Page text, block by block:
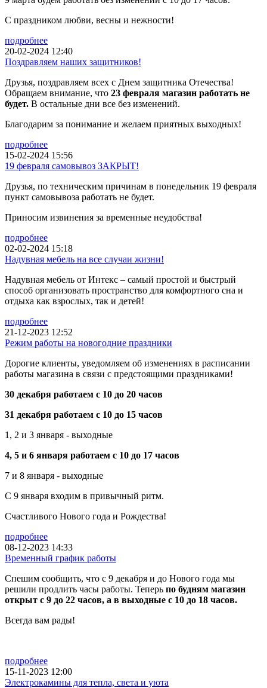
С праздником любви, весны и нежности!
подробнее
20-02-2024 12:40
Поздравляем наших защитников!
Друзья, поздравляем всех с Днем защитника Отечества!
Обращаем внимание, что 23 февраля магазин работать не
будет. В остальные дни все без изменений.
Благодарим за понимание и желаем приятных выходных!
подробнее
15-02-2024 15:56
19 февраля самовывоз ЗАКРЫТ!
Друзья, по техническим причинам в понедельник 19 февраля
пункт самовывоза работать не будет.
Приносим извинения за временные неудобства!
подробнее
02-02-2024 15:18
Надувная мебель на все случаи жизни!
Надувная мебель от Интекс – самый простой и быстрый
способ организовать пространство для комфортного сна и
отдыха как взрослых, так и детей!
подробнее
21-12-2023 12:52
Режим работы на новогодние праздники
Дорогие клиенты, уведомляем об изменениях в расписании
работы магазина в связи с предстоящими праздниками!
30 декабря работаем с 10 до 20 часов
31 декабря работаем с 10 до 15 часов
1, 2 и 3 января - выходные
4, 5 и 6 января работаем с 10 до 17 часов
7 и 8 января - выходные
С 9 января входим в привычный ритм.
Счастливого Нового года и Рождества!
подробнее
08-12-2023 14:33
Временный график работы
Спешим сообщить, что с 9 декабря и до Нового года мы
решили продлить часы работы. Теперь по будням магазин
открыт с 9 до 22 часов, а в выходные с 10 до 18 часов.
Всегда вам рады!
подробнее
15-11-2023 12:00
Электрокамины для тепла, света и уюта